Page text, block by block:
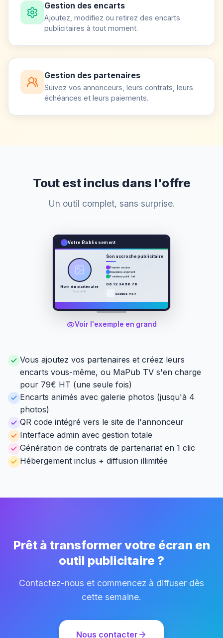
Gestion des encarts
Ajoutez, modifiez ou retirez des encarts
publicitaires à tout moment.
Gestion des partenaires
Suivez vos annonceurs, leurs contrats, leurs
échéances et leurs paiements.
Tout est inclus dans l'offre
Un outil complet, sans surprise.
Vous ajoutez vos partenaires et créez leurs
encarts vous-même, ou MaPub TV s'en charge
pour 79€ HT (une seule fois)
Encarts animés avec galerie photos (jusqu'à 4
photos)
QR code intégré vers le site de l'annonceur
Interface admin avec gestion totale
Génération de contrats de partenariat en 1 clic
Hébergement inclus + diffusion illimitée
Votre Établissement
Nom du partenaire
Son activité
Son accroche publicitaire
Premier service
Deuxième argument
Troisième point fort
06 12 34 56 78
Scannez-moi !
Voir l'exemple en grand
Prêt à transformer votre écran en
outil publicitaire ?
Contactez-nous et commencez à diffuser dès
cette semaine.
Nous contacter